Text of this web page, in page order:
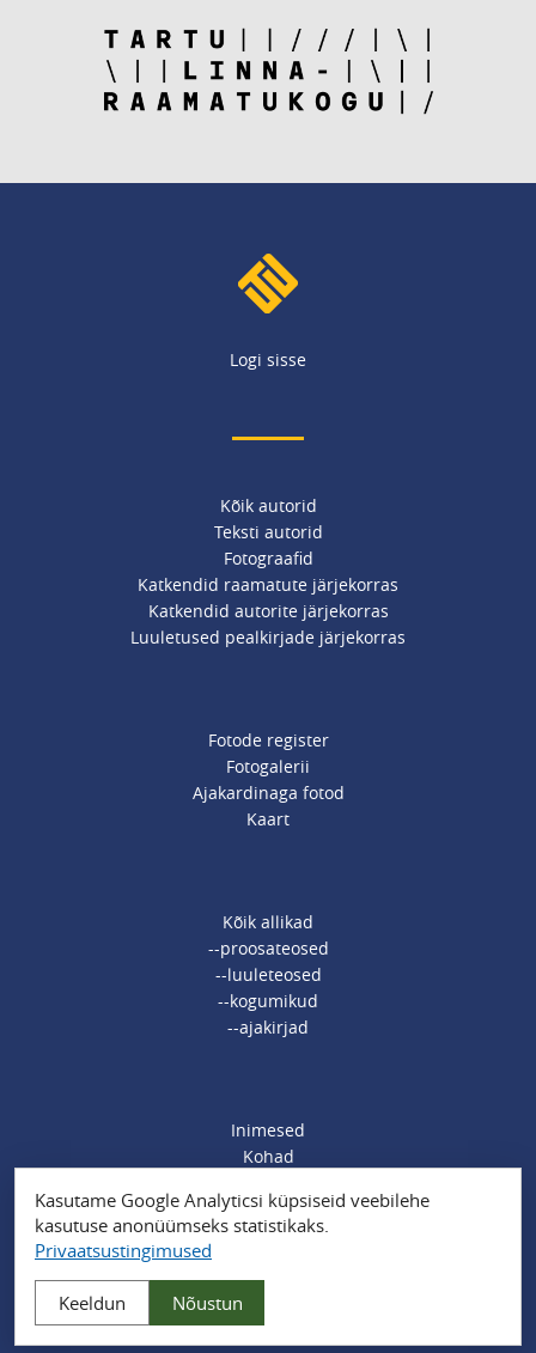
Logi sisse
Kõik autorid
Teksti autorid
Fotograafid
Katkendid raamatute järjekorras
Katkendid autorite järjekorras
Luuletused pealkirjade järjekorras
Fotode register
Fotogalerii
Ajakardinaga fotod
Kaart
Kõik allikad
--proosateosed
--luuleteosed
--kogumikud
--ajakirjad
Inimesed
Kohad
Organisatsioonid
Sündmused
Muud märksõnad
Privaatsustingimused
Kasutame Google Analyticsi küpsiseid veebilehe
kasutuse anonüümseks statistikaks.
Privaatsustingimused
Keeldun Nõustun